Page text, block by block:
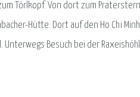
Törlkopf. Von dort zum
Hütte. Dort auf den Ho Chi
Besuch bei der